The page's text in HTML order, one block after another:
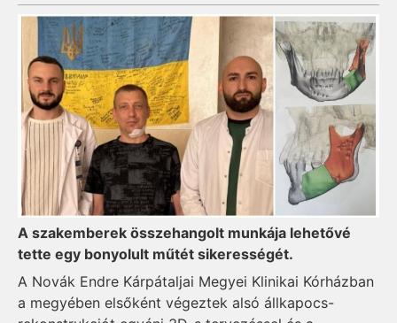
A szakemberek összehangolt munkája lehetővé
tette egy bonyolult műtét sikerességét.
A Novák Endre Kárpátaljai Megyei Klinikai Kórházban
a megyében elsőként végeztek alsó állkapocs-